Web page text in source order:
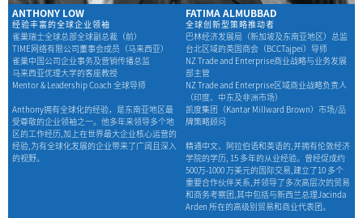
ANTHONY LOW
经验丰富的全球企业领袖
雀巢瑞士全球总部全球副总裁（前）
TlME网络有限公司董事会成员（马来西亚）
雀巢中国公司企业事务及营销传播总监
马来西亚优理大学的客座教授
Mentor & Leadership Coach 全球导师
Anthony拥有全球化的经验，是东南亚地区最
受尊敬的企业领袖之一。他多年来领导多个地
区的工作经历,加上在世界最大企业核心运营的
经验,为有全球化发展的企业带来了广阔且深入
的视野。
FATIMA ALMUBBAD
全球创新型策略推动者
巴林经济发展局（新加坡及东南亚地区）总监
台北区域的英国商会（BCCTajpei）导师
NZ Trade and Enterprise商业战略与业务发展
部主管
NZ Trade and Enterprise区域商业战略负责人
（印度、中东及非洲市场）
凯度集团（Kantar Millward Brown）市场/品
牌策略顾问
精通中文、阿拉伯语和英语的,并拥有伦敦经济
学院的学历, 15 多年的从业经验。曾经促成约
500万-1000 万美元的国际交易,建立了10 多个
重要合作伙伴关系,并领导了多次高层次的贸易
和商务考察团,其中包括与新西兰总理Jacinda
Arden 所在的高级别贸易和商业代表团。